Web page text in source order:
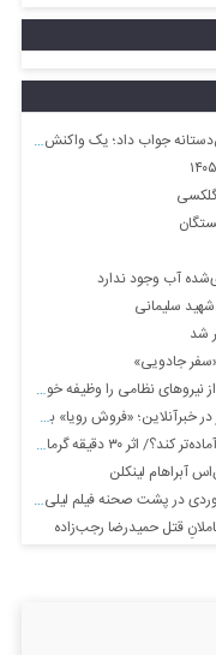
آب وجود ندارد
سلیمانی
شد
نظامی را وظیفه خود می‌دانم
«فروش رویا» به جای دستاورد واقعی!
گرما بر سیستم ایمنی
صحنه فیلم لیلی و مجنون؛ سال ۴۹
قتل حمیدرضا رجب‌زاده